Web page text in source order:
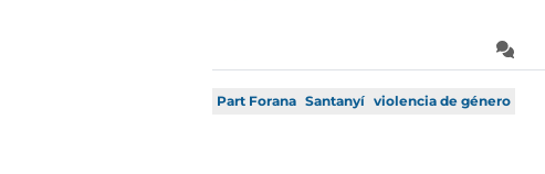
Part Forana Santanyí violencia de género